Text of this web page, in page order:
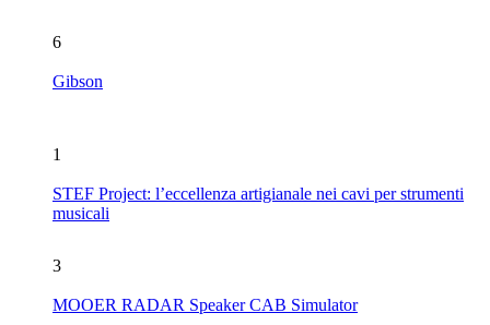
6
Gibson
1
STEF Project: l’eccellenza artigianale nei cavi per strumenti
musicali
3
MOOER RADAR Speaker CAB Simulator